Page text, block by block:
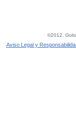
©2012,
Aviso Legal y